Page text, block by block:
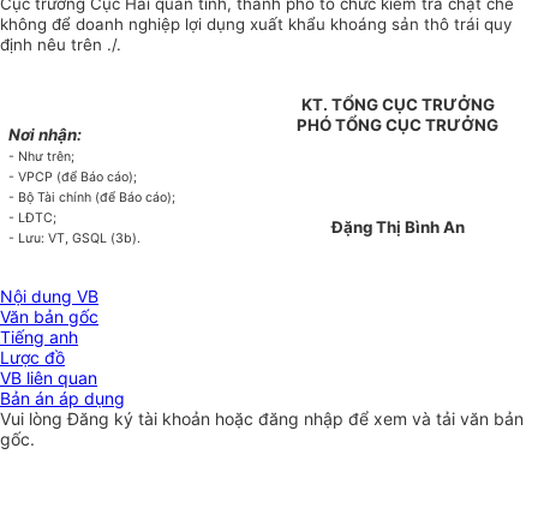
không để doanh nghiệp lợi dụng xuất khẩu khoáng sản thô trái quy
định nêu trên ./.
Nơi nhận:
- Như trên;
- VPCP (để Báo cáo);
- Bộ Tài chính (để Báo cáo);
- LĐTC;
- Lưu: VT, GSQL (3b).
KT. TỔNG CỤC TRƯỞNG
PHÓ TỔNG CỤC TRƯỞNG
Đặng Thị Bình An
Nội dung VB
Văn bản gốc
Tiếng anh
Lược đồ
VB liên quan
Bản án áp dụng
Vui lòngĐăng ký tài khoản hoặc đăng nhập để xem và tải văn bản
gốc.